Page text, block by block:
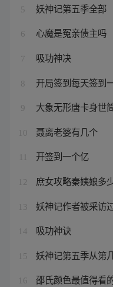
5 妖神记第五季全部
6 心魔是冤亲债主吗
7 吸功神决
8 开局签到每天签到
9 大象无形唐卡身世
10 聂离老婆有几个
开签到一个亿
12 庶女攻略秦姨娘多
13 妖神记作者被采访
14 吸功神诀
15 妖神记第五季从第
16 邵氏颜色最值得看